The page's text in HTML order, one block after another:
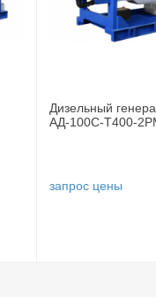
400/230
ЯМЗ-
Дизельный
АД-100С-Т400-
запрос цены